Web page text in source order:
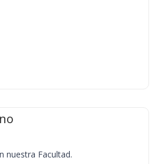
nuestra Facultad.